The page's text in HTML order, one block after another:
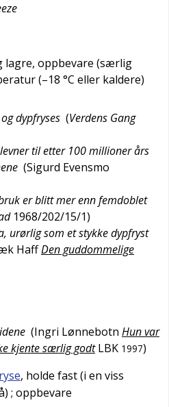
lagre, oppbevare (særlig
(–18 °C eller kaldere)
dypfryses (Verdens Gang
til etter 100 millioner års
(Sigurd Evensmo
er blitt mer enn femdoblet
1968/202/15/1)
urørlig som et stykke dypfryst
HaffDen guddommelige
(Ingri Lønnebotn Hun var
kjente særlig godt LBK 1997)
, holde fast (i en viss
; oppbevare